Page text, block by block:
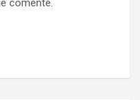
comente.